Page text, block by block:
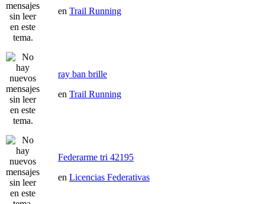
en Trail Running
ray ban brille
en Trail Running
Federarme tri 42195
en Licencias Federativas